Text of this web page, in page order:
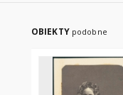
OBIEKTY podobne